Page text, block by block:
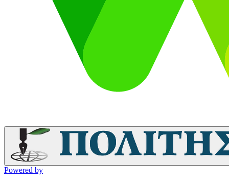
Powered by